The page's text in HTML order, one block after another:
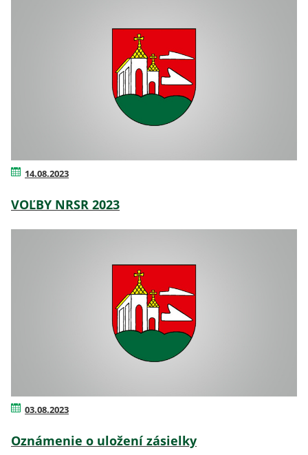
14.08.2023
VOĽBY NRSR 2023
03.08.2023
Oznámenie o uložení zásielky